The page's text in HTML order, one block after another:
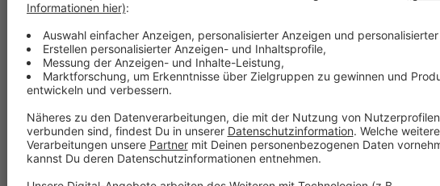
Anzeige
Der Ausbau der Nord-Süd-Achse, vom Flughafen
vergangenen Jahr starten, musste aber nochmal
der Komplexität der Planung begründet.